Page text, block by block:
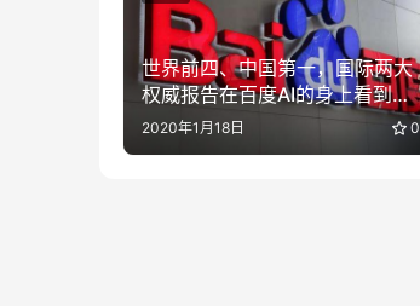
世界前四、中国第一，国际两大
权威报告在百度AI的身上看到了
什么？
2020年1月18日 0